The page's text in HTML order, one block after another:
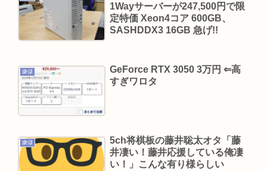
【動画】手術中に熊本地震直撃やばすぎwww
影山優佳、フォトエッセイが販売から 5日で重版決
三山凌輝が妻・趣里との「キス・濡れ場禁止ルー
ル」を破って既婚の元宝塚女優・花乃まりあと連
日密会《直撃後にもホテルへ…》
1Wayサーバーが247,500円で限
定特価 Xeon4コア 600GB、
SASHDDX3 16GB 急げ!!
嫌儲
GeForce RTX 3050 3万円 ⇐高
すぎワロタ
嫌儲
5ch将棋板の藤井聡太オタ「藤
井凄い！藤井応援している俺凄
い！」こんな有り様らしい